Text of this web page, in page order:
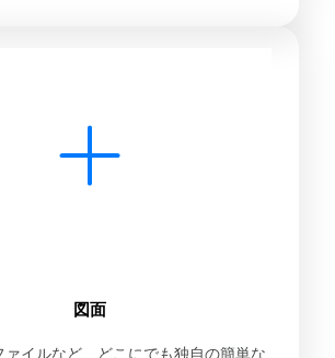
図面
ァイルなど、どこにでも独自の簡単な